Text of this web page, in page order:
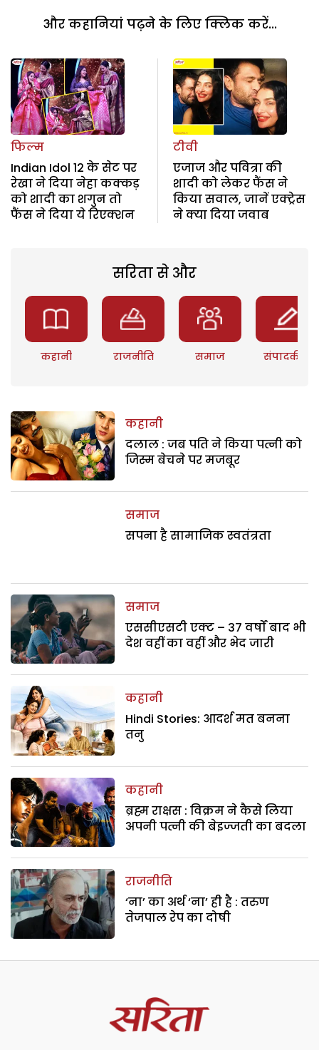
और कहानियां पढ़ने के लिए क्लिक करें...
फिल्म
Indian Idol 12 के सेट पर
रेखा ने दिया नेहा कक्कड़
को शादी का शगुन तो
फैंस ने दिया ये रिएक्शन
टीवी
एजाज और पवित्रा की
शादी को लेकर फैंस ने
किया सवाल, जानें एक्ट्रेस
ने क्या दिया जवाब
सरिता से और
कहानी राजनीति समाज संपादकीय
कहानी
दलाल : जब पति ने किया पत्नी को
जिस्म बेचने पर मजबूर
समाज
सपना है सामाजिक स्वतंत्रता
समाज
एससीएसटी एक्ट – 37 वर्षों बाद भी
देश वहीं का वहीं और भेद जारी
कहानी
Hindi Stories: आदर्श मत बनना
तनु
कहानी
ब्रह्म राक्षस : विक्रम ने कैसे लिया
अपनी पत्नी की बेइज्जती का बदला
राजनीति
‘ना’ का अर्थ ‘ना’ ही है : तरुण
तेजपाल रेप का दोषी